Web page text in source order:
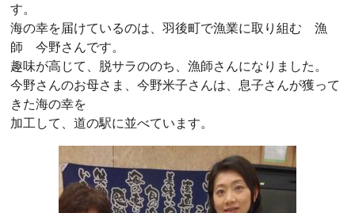
o
o
k
a
t
す。
海の幸を届けているのは、羽後町で漁業に取り組む 漁
師 今野さんです。
趣味が高じて、脱サラののち、漁師さんになりました。
今野さんのお母さま、今野米子さんは、息子さんが獲って
きた海の幸を
加工して、道の駅に並べています。